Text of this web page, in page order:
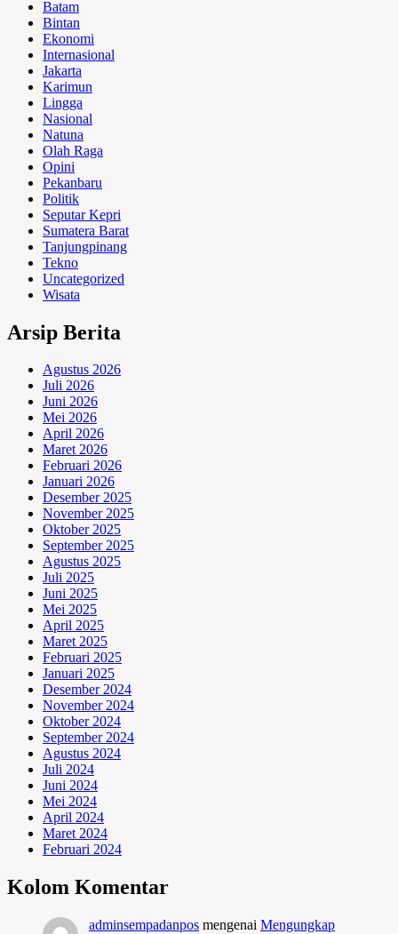
Batam
Bintan
Ekonomi
Internasional
Jakarta
Karimun
Lingga
Nasional
Natuna
Olah Raga
Opini
Pekanbaru
Politik
Seputar Kepri
Sumatera Barat
Tanjungpinang
Tekno
Uncategorized
Wisata
Arsip Berita
Agustus 2026
Juli 2026
Juni 2026
Mei 2026
April 2026
Maret 2026
Februari 2026
Januari 2026
Desember 2025
November 2025
Oktober 2025
September 2025
Agustus 2025
Juli 2025
Juni 2025
Mei 2025
April 2025
Maret 2025
Februari 2025
Januari 2025
Desember 2024
November 2024
Oktober 2024
September 2024
Agustus 2024
Juli 2024
Juni 2024
Mei 2024
April 2024
Maret 2024
Februari 2024
Kolom Komentar
adminsempadanpos mengenai Mengungkap